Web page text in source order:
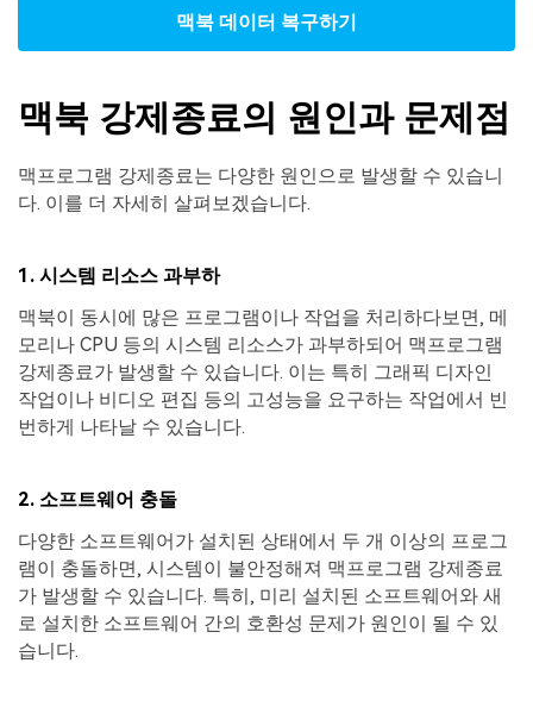
맥북 데이터 복구하기
맥북 강제종료의 원인과 문제점
맥프로그램 강제종료는 다양한 원인으로 발생할 수 있습니
다. 이를 더 자세히 살펴보겠습니다.
1. 시스템 리소스 과부하
맥북이 동시에 많은 프로그램이나 작업을 처리하다보면, 메
모리나 CPU 등의 시스템 리소스가 과부하되어 맥프로그램
강제종료가 발생할 수 있습니다. 이는 특히 그래픽 디자인
작업이나 비디오 편집 등의 고성능을 요구하는 작업에서 빈
번하게 나타날 수 있습니다.
2. 소프트웨어 충돌
다양한 소프트웨어가 설치된 상태에서 두 개 이상의 프로그
램이 충돌하면, 시스템이 불안정해져 맥프로그램 강제종료
가 발생할 수 있습니다. 특히, 미리 설치된 소프트웨어와 새
로 설치한 소프트웨어 간의 호환성 문제가 원인이 될 수 있
습니다.